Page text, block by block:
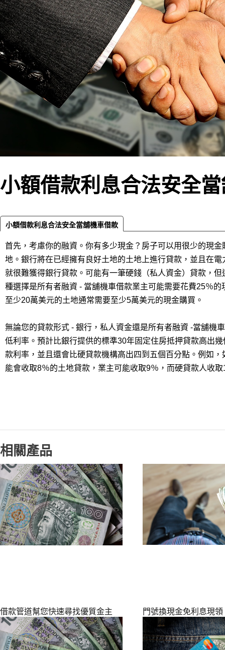
小額借款利息合法安全
小額借款利息合法安全當舖機車借款
首先，考慮你的融資。你有多少現金？房子可以用很少的現
地。銀行將在已經擁有良好土地的土地上進行貸款，並且在
就很難獲得銀行貸款。可能有一筆硬錢（私人資金）貸款，
種選擇是所有者融資 - 當舖機車借款業主可能需要花費25％
至少20萬美元的土地通常需要至少5萬美元的現金購買。
無論您的貸款形式 - 銀行，私人資金還是所有者融資 -當舖機
低利率。預計比銀行提供的標準30年固定住房抵押貸款高出
款利率，並且還會比硬貸款機構高出四到五個百分點。例如
能會收取8％的土地貸款，業主可能收取9％，而硬貸款人收取
相關產品
借款管道幫您快速尋找優質金主 門號換現金免利息現領